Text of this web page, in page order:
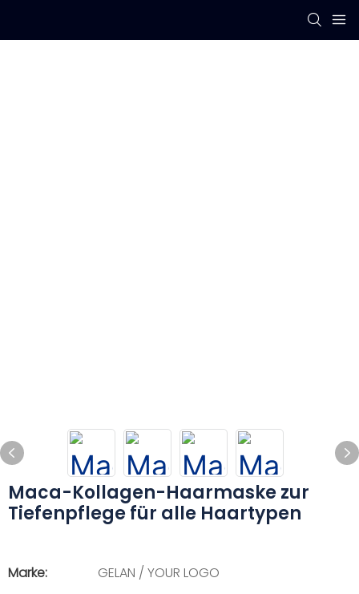
Maca-Kollagen-Haarmaske zur
Tiefenpflege für alle Haartypen
Marke:
GELAN / YOUR LOGO